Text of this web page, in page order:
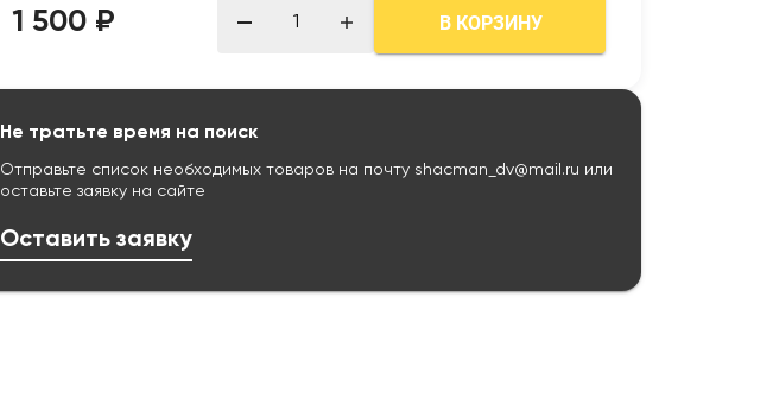
1 500 ₽ В КОРЗИНУ
Не тратьте время на поиск
Отправьте список необходимых товаров на почту shacman_dv@mail.ru или
оставьте заявку на сайте
Оставить заявку